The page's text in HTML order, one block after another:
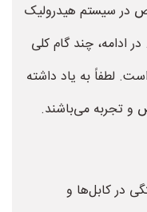
در سیستم هیدرولیک
ادامه، چند گام کلی
لطفاً به یاد داشته
و تجربه می‌باشند.
در کابل‌ها و